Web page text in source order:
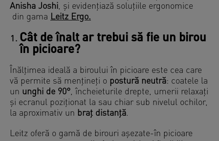
Anisha Joshi, și evidențiază soluțiile ergonomice
din gama Leitz Ergo.
Cât de înalt ar trebui să fie un birou
în picioare?
Înălțimea ideală a biroului în picioare este cea care
vă permite să mențineți o postură neutră: coatele la
un unghi de 90°, încheieturile drepte, umerii relaxați
și ecranul poziționat la sau chiar sub nivelul ochilor,
la aproximativ un braț distanță.
Leitz oferă o gamă de birouri așezate-în picioare